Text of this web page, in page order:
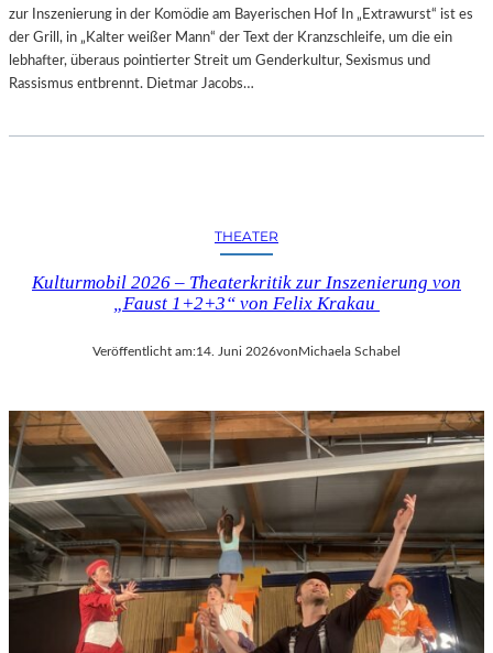
zur Inszenierung in der Komödie am Bayerischen Hof In „Extrawurst“ ist es
der Grill, in „Kalter weißer Mann“ der Text der Kranzschleife, um die ein
lebhafter, überaus pointierter Streit um Genderkultur, Sexismus und
Rassismus entbrennt. Dietmar Jacobs…
THEATER
Kulturmobil 2026 – Theaterkritik zur Inszenierung von
„Faust 1+2+3“ von Felix Krakau
Veröffentlicht am:14. Juni 2026vonMichaela Schabel